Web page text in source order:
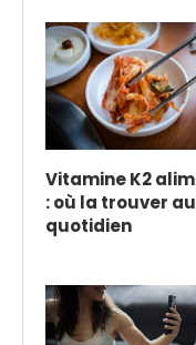
Vitamine K2
: où la trouver au
quotidien